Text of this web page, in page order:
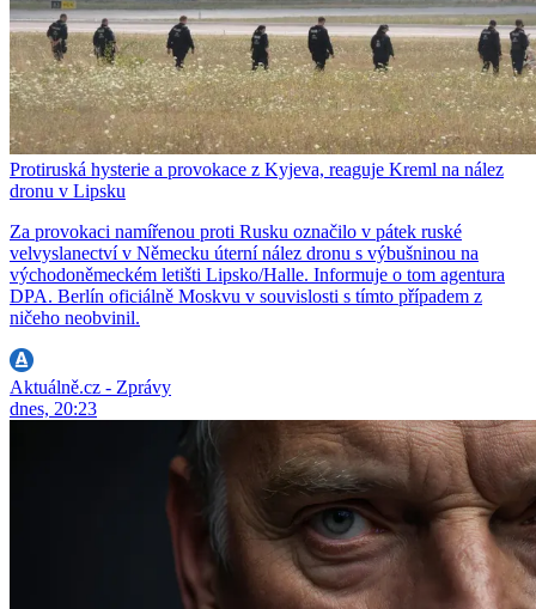
Protiruská hysterie a provokace z Kyjeva, reaguje Kreml na nález
dronu v Lipsku
Za provokaci namířenou proti Rusku označilo v pátek ruské
velvyslanectví v Německu úterní nález dronu s výbušninou na
východoněmeckém letišti Lipsko/Halle. Informuje o tom agentura
DPA. Berlín oficiálně Moskvu v souvislosti s tímto případem z
ničeho neobvinil.
Aktuálně.cz - Zprávy
dnes, 20:23